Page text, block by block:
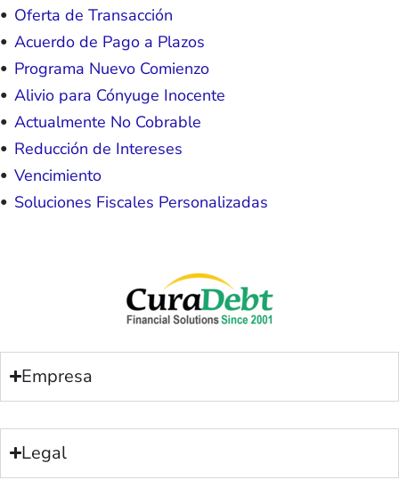
Oferta de Transacción
Acuerdo de Pago a Plazos
Programa Nuevo Comienzo
Alivio para Cónyuge Inocente
Actualmente No Cobrable
Reducción de Intereses
Vencimiento
Soluciones Fiscales Personalizadas
Empresa
Legal